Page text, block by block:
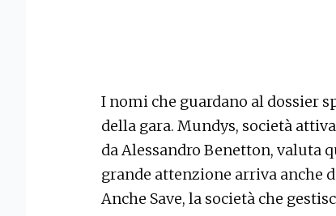
I nomi che guardano al dossier
della gara. Mundys, società
da Alessandro Benetton, valuta
grande attenzione arriva anche
Anche Save, la società che